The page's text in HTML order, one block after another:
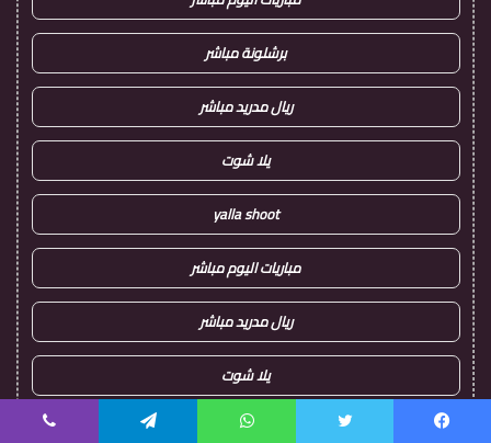
برشلونة مباشر
ريال مدريد مباشر
يلا شوت
yalla shoot
مباريات اليوم مباشر
ريال مدريد مباشر
يلا شوت
yalla shoot